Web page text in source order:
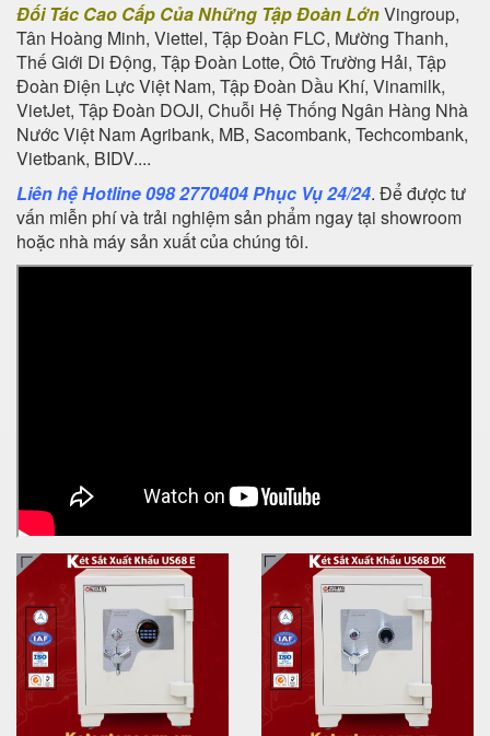
Đối Tác Cao Cấp Của Những Tập Đoàn LớnVingroup,
Tân Hoàng Minh, Viettel, Tập Đoàn FLC, Mường Thanh,
Thế Giới Di Động, Tập Đoàn Lotte, Ôtô Trường Hải, Tập
Đoàn Điện Lực Việt Nam, Tập Đoàn Dầu Khí, Vinamilk,
VietJet, Tập Đoàn DOJI, Chuỗi Hệ Thống Ngân Hàng Nhà
Nước Việt Nam Agribank, MB, Sacombank, Techcombank,
Vietbank, BIDV....
Liên hệ Hotline 098 2770404 Phục Vụ 24/24. Để được tư
vấn miễn phí và trải nghiệm sản phẩm ngay tại showroom
hoặc nhà máy sản xuất của chúng tôi.